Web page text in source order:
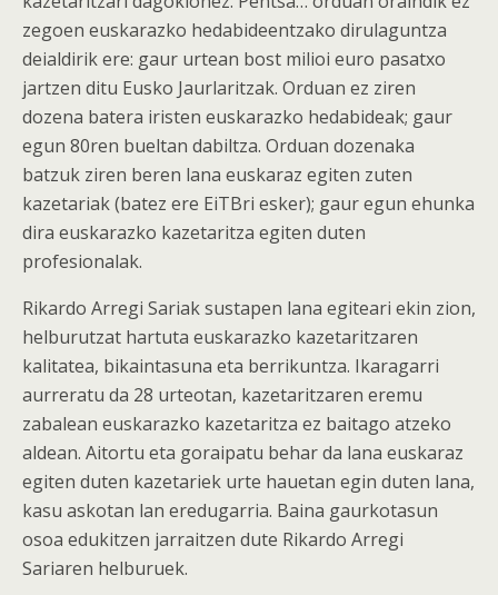
zegoen euskarazko hedabideentzako dirulaguntza
deialdirik ere: gaur urtean bost milioi euro pasatxo
jartzen ditu Eusko Jaurlaritzak. Orduan ez ziren
dozena batera iristen euskarazko hedabideak; gaur
egun 80ren bueltan dabiltza. Orduan dozenaka
batzuk ziren beren lana euskaraz egiten zuten
kazetariak (batez ere EiTBri esker); gaur egun ehunka
dira euskarazko kazetaritza egiten duten
profesionalak.
Rikardo Arregi Sariak sustapen lana egiteari ekin zion,
helburutzat hartuta euskarazko kazetaritzaren
kalitatea, bikaintasuna eta berrikuntza. Ikaragarri
aurreratu da 28 urteotan, kazetaritzaren eremu
zabalean euskarazko kazetaritza ez baitago atzeko
aldean. Aitortu eta goraipatu behar da lana euskaraz
egiten duten kazetariek urte hauetan egin duten lana,
kasu askotan lan eredugarria. Baina gaurkotasun
osoa edukitzen jarraitzen dute Rikardo Arregi
Sariaren helburuek.